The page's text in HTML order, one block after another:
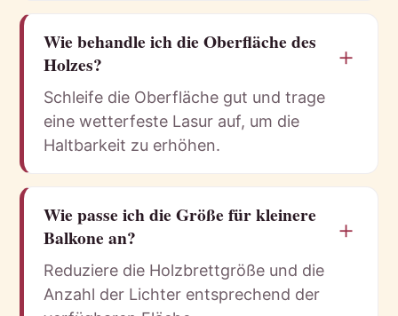
Wie behandle ich die Oberfläche des
Holzes?
＋
Schleife die Oberfläche gut und trage
eine wetterfeste Lasur auf, um die
Haltbarkeit zu erhöhen.
Wie passe ich die Größe für kleinere
Balkone an?
＋
Reduziere die Holzbrettgröße und die
Anzahl der Lichter entsprechend der